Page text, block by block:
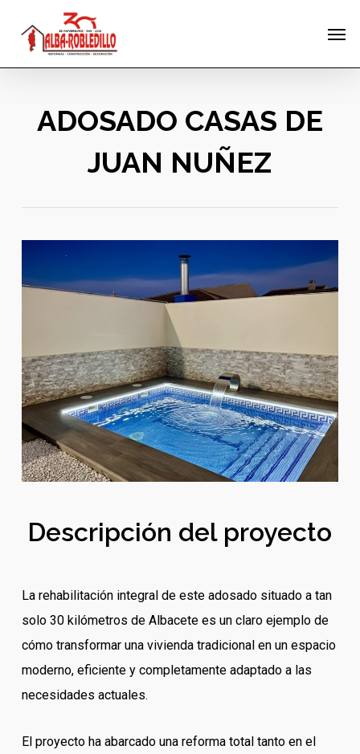
ADOSADO CASAS DE
JUAN NUÑEZ
Descripción del proyecto
La rehabilitación integral de este adosado situado a tan
solo 30 kilómetros de Albacete es un claro ejemplo de
cómo transformar una vivienda tradicional en un espacio
moderno, eficiente y completamente adaptado a las
necesidades actuales.
El proyecto ha abarcado una reforma total tanto en el